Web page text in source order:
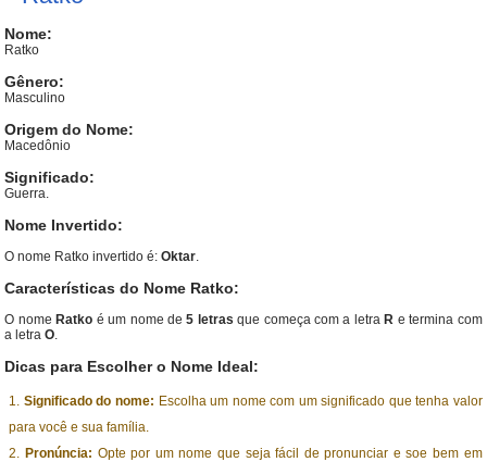
Nome:
Ratko
Gênero:
Masculino
Origem do Nome:
Macedônio
Significado:
Guerra.
Nome Invertido:
O nome Ratko invertido é:Oktar.
Características do Nome Ratko:
O nome Ratko é um nome de5 letras que começa com a letra R e termina com
a letraO.
Dicas para Escolher o Nome Ideal:
Significado do nome: Escolha um nome com um significado que tenha valor
para você e sua família.
Pronúncia: Opte por um nome que seja fácil de pronunciar e soe bem em